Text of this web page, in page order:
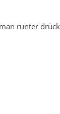
runter